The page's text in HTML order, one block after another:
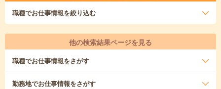
職種でお仕事情報を絞り込む
他の検索結果ページを見る
職種でお仕事情報をさがす
勤務地でお仕事情報をさがす